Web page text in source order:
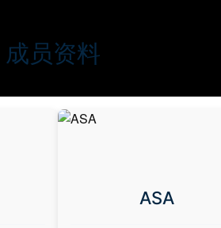
员资料
ASA